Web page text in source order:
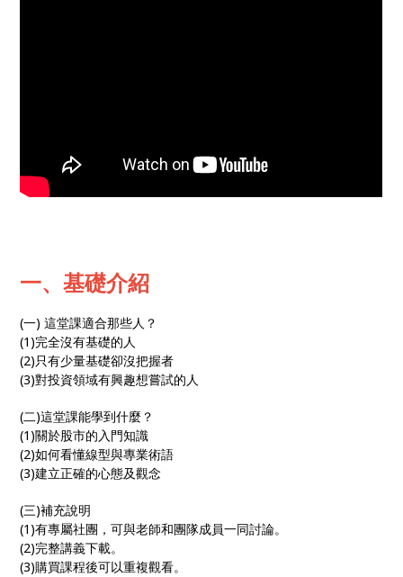
一、基礎介紹
(一) 這堂課適合那些人？
(1)完全沒有基礎的人
(2)只有少量基礎卻沒把握者
(3)對投資領域有興趣想嘗試的人
(二)這堂課能學到什麼？
(1)關於股市的入門知識
(2)如何看懂線型與專業術語
(3)建立正確的心態及觀念
(三)補充說明
(1)有專屬社團，可與老師和團隊成員一同討論。
(2)完整講義下載。
(3)購買課程後可以重複觀看。